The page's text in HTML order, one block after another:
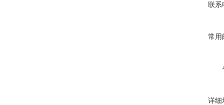
联系
常用
详细